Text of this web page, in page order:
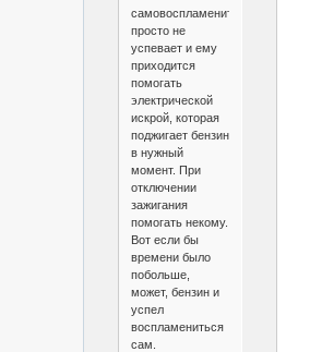
самовоспламениться
просто не
успевает и ему
приходится
помогать
электрической
искрой, которая
поджигает бензин
в нужный
момент. При
отключении
зажигания
помогать некому.
Вот если бы
времени было
побольше,
может, бензин и
успел
воспламениться
сам.